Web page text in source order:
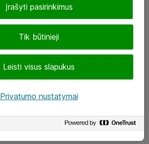
Tik būtinieji
Leisti visus slapukus
Įrašyti pasirinkimus
Privatumo nustatymai